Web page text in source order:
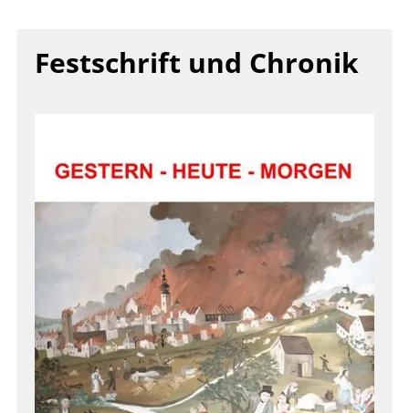
Festschrift und Chronik